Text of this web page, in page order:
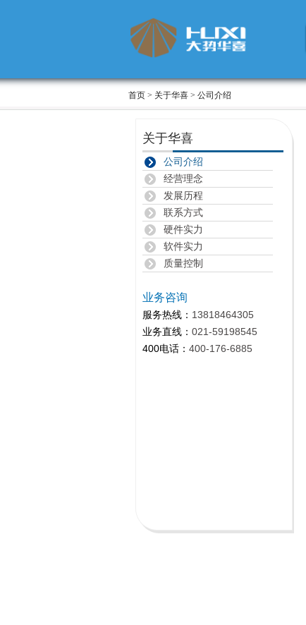
首页 > 关于华喜 > 公司介绍
关于华喜
公司介绍
经营理念
发展历程
联系方式
硬件实力
软件实力
质量控制
业务咨询
服务热线： 13818464305
业务直线： 021-59198545
400电话： 400-176-6885